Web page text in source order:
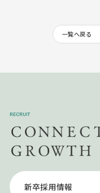
一覧へ戻る
RECRUIT
新卒採用情報